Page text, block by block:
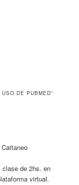
DE PUBMED”
clase de 2hs. en
virtual.